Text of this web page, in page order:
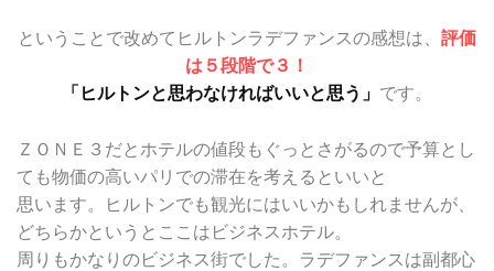
ということで改めてヒルトンラデファンスの感想は、 評価
は５段階で３！
「ヒルトンと思わなければいいと思う」 です。
ＺＯＮＥ３だとホテルの値段もぐっとさがるので予算とし
ても物価の高いパリでの滞在を考えるといいと
思います。ヒルトンでも観光にはいいかもしれませんが、
どちらかというとここはビジネスホテル。
周りもかなりのビジネス街でした。ラデファンスは副都心